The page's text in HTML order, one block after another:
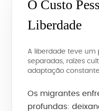
O Custo
Liberdade
A liberdade teve um
separadas, raízes
adaptação
Os migrantes
profundas: